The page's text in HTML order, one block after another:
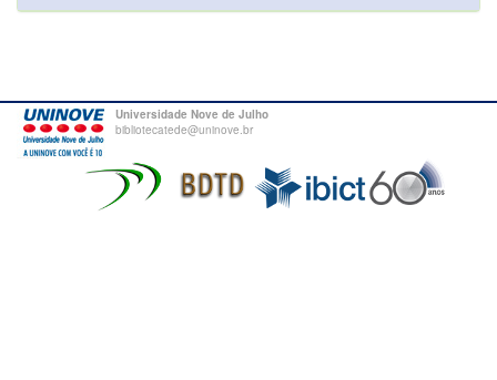
Universidade Nove de Julho
bibliotecatede@uninove.br